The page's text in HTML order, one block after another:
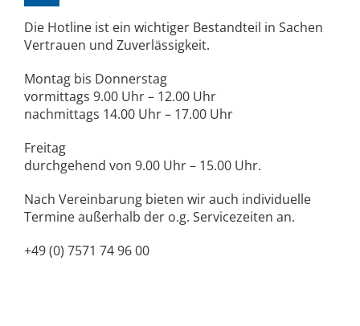
Die Hotline ist ein wichtiger Bestandteil in Sachen
Vertrauen und Zuverlässigkeit.
Montag bis Donnerstag
vormittags 9.00 Uhr – 12.00 Uhr
nachmittags 14.00 Uhr – 17.00 Uhr
Freitag
durchgehend von 9.00 Uhr – 15.00 Uhr.
Nach Vereinbarung bieten wir auch individuelle
Termine außerhalb der o.g. Servicezeiten an.
+49 (0) 7571 74 96 00